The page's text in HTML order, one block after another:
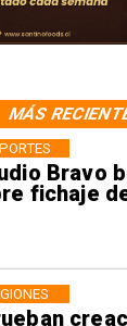
Bravo
fichaje
MÁS